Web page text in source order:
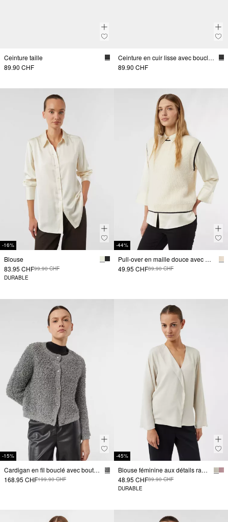
Ceinture taille
89.90 CHF
Ceinture en cuir lisse avec boucle en forme de nœud
89.90 CHF
-16%
Blouse
83.95 CHF99.90 CHF
DURABLE
-44%
Pull-over en maille douce avec bandes contrastées
49.95 CHF89.90 CHF
-15%
Cardigan en fil bouclé avec boutons décoratifs
168.95 CHF199.90 CHF
-45%
Blouse féminine aux détails raffinés
48.95 CHF89.90 CHF
DURABLE